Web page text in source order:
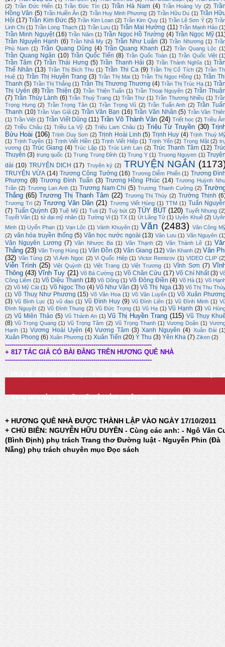
(2) Trần Đức Hiển (1) Trần Đức Tín (1) Trần Hà Nam (4) Trần Hoàng Vy (2)
Hồng Vân (5) Trần Huiền Ân (2) Trần Huy Minh Phương (2) Trần Hữu Du (1) Trần
Hội (17) Trần Kim Đức (5) Trần Kim Loan (2) Trần Kim Quy (1) Trần Lê Sơn Ý (2)
Linh Chi (1) Trần Long Thạch (1) Trần Lưu (1) Trần Mai Hường (11) Trần Mạnh Hảo
Trần Minh Nguyệt (16) Trần Năm (1) Trần Ngọc Hồ Trường (4) Trần Ngọc Mỹ
Trần Nguyên Hạnh (6) Trần Nhã My (2) Trần Như Luận (3) Trần Nhương (1)
Phù Nam (1) Trần Quang Dũng (4) Trần Quang Khanh (12) Trần Quang Lộc
Trần Quang Ngân (10) Trần Quốc Tiến (8) Trần Quốc Toàn (1) Trần Quốc Việt
Trần Tâm (7) Trần Thái Hưng (5) Trần Thanh Hải (3) Trần Thành Nghĩa (1)
Thế Nhân (13) Trần Thị Bích Thu (1) Trần Thi Ca (9) Trần Thị Cổ Tích (2) Trần
Huệ (1) Trần Thị Huyền Trang (3) Trần Thị Mai (1) Trần Thị Ngọc Hồng (1) Trần
Thanh (5) Trần Thị Thắng (1) Trần Thị Thương Thương (4) Trần Thị Trúc Hạ (1)
Thị Uyên (8) Trần Thiện (3) Trần Thiện Tuấn (1) Trần Thoại Nguyên (2) Trần
(7) Trần Thúy Lành (6) Trần Thuỳ Trang (1) Trần Thư (1) Trần Thương Nhiều (1)
Trọng Hưng (2) Trần Trọng Tân (1) Trần Trọng Vũ (2) Trần Tuấn Anh (2) Trần
Thanh (10) Trần Vạn Giã (2) Trần Văn Bạn (16) Trần Văn Nhân (5) Trần Văn
(1) Trần Việt (1) Trần Viết Dũng (11) Trần Võ Thành Văn (24) Triết học (2) Triều
(2) Triều Châu (1) Triều La Vỹ (2) Triệu Lam Châu (1) Triệu Từ Truyền (30)
Bửu Hoài (106) Trịnh Duy Sơn (2) Trịnh Hoài Linh (5) Trịnh Huy (4) Trịnh Thuỳ
(1) Trịnh Tuyên (1) Trịnh Viết Hiền (1) Trịnh Viết Hiệp (1) Trịnh Yến (2) Trọng Mật (2)
vương (1) Trúc Giang (4) Trúc Lập (1) Trúc Linh Lan (2) Trúc Thanh Tâm (12)
Thuyên (3) trung quốc (1) Trung Trung Đỉnh (1) Trung Y (1) Truong Nguyen (1)
dài (10) TRUYỆN DỊCH (17) Truyện ký (2) TRUYỆN NGẮN
TRUYỆN VỪA (14) Trương Công Tưởng (16) Trương Diễm Phiến (1) Trương
Phượng (8) Trương Đình Tuấn (3) Trương Hồng Phúc (14) Trương Huỳnh
Trân (2) Trương Lan Anh (1) Trương Nam Chi (5) Trương Thanh Cường (2)
Thắng (65) Trương Thị Thanh Tâm (22) Trương Thị Thúy (2) Trường Thịnh
Trương Tri (2) Trương Văn Dân (21) Trương Viết Hùng (1) TTM (1) Tuấn
(7) Tuấn Quỳnh (3) Tuệ Mỹ (1) Tuti (2) Tuỳ bút (2) TÙY BÚT (120) Tuyết Nhung
Tuyết Vân (1) tứ đại mỹ nhân (1) Tường Vi (1) TX (1) Út Lãng Tử (1) Uyên Khuê (2)
Minh (1) Uyển Phan (1) Vạn Lộc (1) Vành Khuyên (1) Văn (2483) Văn Công
(2) văn hóa truyền thống (5) Văn học nước ngoài (13) Văn Lưu (1) Văn Nguyên
Văn Nguyên Lương (7) Văn Nhược Ba (1) Văn Thạnh (2) Văn Thành Lê (1)
Thắng (23) Văn Trọng Hùng (1) Vân Đồn (3) Vân Giang (12) Vân Khanh (2) Vân
(32) Vân Tùng (2) Vi Ánh Ngọc (2) Vi Quốc Hiệp (1) Victor Remizov (1) VIDEO CLIP
Viễn Trình (25) Việt Quỳnh (1) Việt Trang (1) Việt Trương (1) Vĩnh Sơn (7)
Thông (43) Vĩnh Tuy (21) Võ Bá Cường (1) Võ Chân Cửu (17) Võ Chí Nhất (3)
Công Liêm (1) Võ Diệu Thanh (18) Võ Dõng (1) Võ Đông Điền (4) Võ Hà (1) Võ
(2) Võ Mỹ Cát (1) Võ Ngọc Thọ (4) Võ Như Văn (3) Võ Thị Nga (13) Võ Thị Thu
(1) Võ Thuỵ Như Phương (15) Võ Văn Hoa (1) Võ Văn Luyến (1) Võ Xuân
(3) Vũ Bình Lục (1) vũ đạo (1) Vũ Đình Huy (9) Vũ Đình Liên (1) Vũ Đình Minh (1)
Đình Nguyệt (2) Vũ Đình Thung (2) Vũ Đức Trọng (1) Vũ Hạ (1) Vũ Hạnh (3) Vũ
(2) Vũ Miên Thảo (5) Vũ Thành An (1) Vũ Thị Huyền Trang (115) Vũ Thụy
(8) Vũ Trọng Quang (1) Vũ Trọng Tâm (2) Vũ Trọng Thanh (1) Vương Doãn (1)
Hạnh (1) Vương Hoài Uyên (4) Vương Tâm (3) Xanh Nguyên (4) Xuân Đài
Xuân Phong (6) Xuân Phương (1) Xuân Tiến (20) Ý Thu (3) Yên Kha (7) Ziken (2)
-------------------------------------------------------------------------
+ 817 TÁC GIẢ CÓ BÀI ĐĂNG TRÊN HƯƠNG QUÊ NHÀ
-------------------------------------------------------------------------
TRỞ VỀ TRANG CHỦ Email: huongquenha2023@gmail.com
Trang Web này chạy tốt nhất trên trình duyệt Google Chrome
+ HƯƠNG QUÊ NHÀ ĐƯỢC THÀNH LẬP VÀO NGÀY 17/10/2011
+ CHỦ BIÊN: NGUYỄN HỮU DUYÊN - Cùng các anh: - Ngô Văn
(Bình Định) phụ trách Trang thơ Đường luật - Nguyễn Phin (Đà
Nẵng) phụ trách chuyên mục Đọc sách